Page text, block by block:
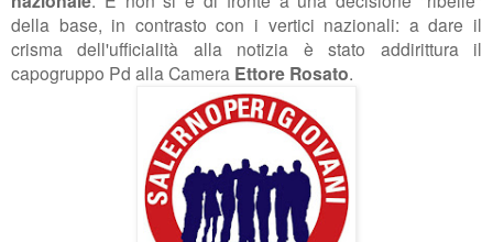
della base, in contrasto con i vertici nazionali: a dare il
crisma dell'ufficialità alla notizia è stato addirittura il
capogruppo Pd alla Camera Ettore Rosato.